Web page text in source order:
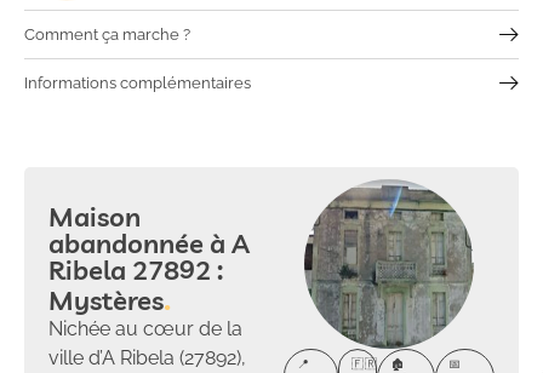
Comment ça marche ?
Informations complémentaires
Maison
abandonnée à A
Ribela 27892 :
Mystères
Nichée au cœur de la
ville d’A Ribela (27892),
📍
🇫🇷
🏚️
📅